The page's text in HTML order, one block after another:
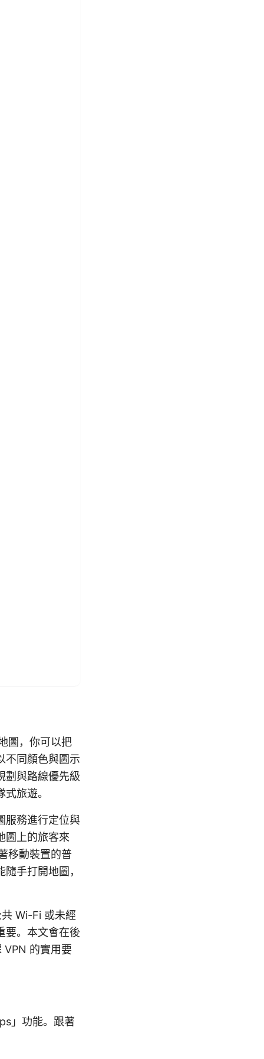
圖，你可以把
不同顏色與圖示
劃與路線優先級
旅遊。
服務進行定位與
圖上的旅客來
移動裝置的普
手打開地圖，
Wi-Fi 或未經
要。本文會在後
VPN 的實用要
」功能。跟著